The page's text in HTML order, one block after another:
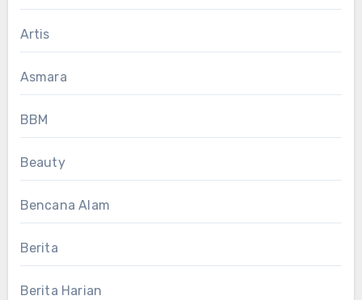
Artis
Asmara
BBM
Beauty
Bencana Alam
Berita
Berita Harian